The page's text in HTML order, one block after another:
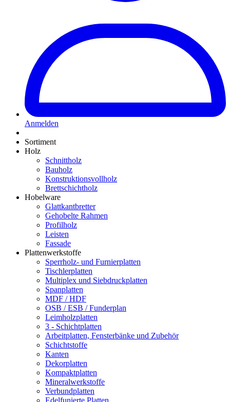
Anmelden
Sortiment
Holz
Schnittholz
Bauholz
Konstruktionsvollholz
Brettschichtholz
Hobelware
Glattkantbretter
Gehobelte Rahmen
Profilholz
Leisten
Fassade
Plattenwerkstoffe
Sperrholz- und Furnierplatten
Tischlerplatten
Multiplex und Siebdruckplatten
Spanplatten
MDF / HDF
OSB / ESB / Funderplan
Leimholzplatten
3 - Schichtplatten
Arbeitplatten, Fensterbänke und Zubehör
Schichtstoffe
Kanten
Dekorplatten
Kompaktplatten
Mineralwerkstoffe
Verbundplatten
Edelfunierte Platten